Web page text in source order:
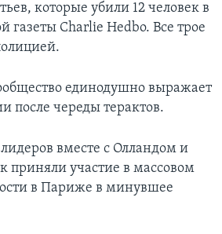
которые убили 12 человек в
газеты Charlie Hedbo. Все трое
единодушно выражает
после череды терактов.
вместе с Олландом и
приняли участие в массовом
в Париже в минувшее